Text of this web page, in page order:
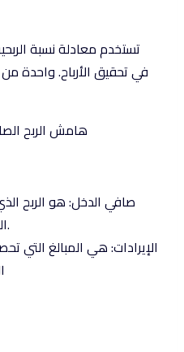
تستخدم معادلة نسبة
في تحقيق الأرباح.
هامش الربح
صافي الدخل: هو الربح
المصروفات من الإيرادات.
الإيرادات: هي المبالغ التي